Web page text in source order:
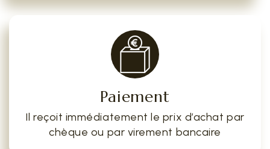
Paiement
Il reçoit immédiatement le prix d’achat par
chèque ou par virement bancaire